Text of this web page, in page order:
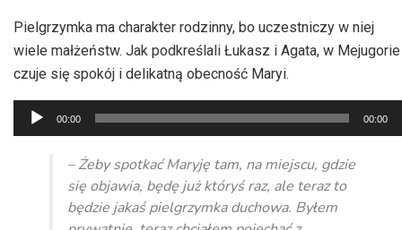
Pielgrzymka ma charakter rodzinny, bo uczestniczy w niej
wiele małżeństw. Jak podkreślali Łukasz i Agata, w Mejugorie
czuje się spokój i delikatną obecność Maryi.
Odtwarzacz
plików
dźwiękowych
00:00 00:00
– Żeby spotkać Maryję tam, na miejscu, gdzie
się objawia, będę już któryś raz, ale teraz to
będzie jakaś pielgrzymka duchowa. Byłem